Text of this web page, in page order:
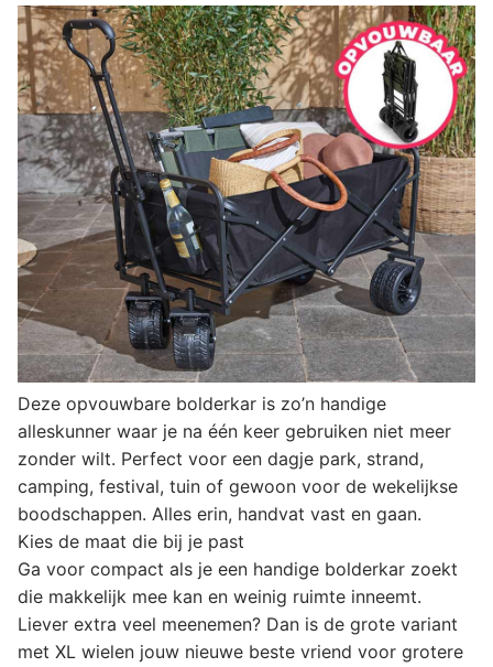
Deze opvouwbare bolderkar is zo’n handige
alleskunner waar je na één keer gebruiken niet meer
zonder wilt. Perfect voor een dagje park, strand,
camping, festival, tuin of gewoon voor de wekelijkse
boodschappen. Alles erin, handvat vast en gaan.
Kies de maat die bij je past
Ga voor compact als je een handige bolderkar zoekt
die makkelijk mee kan en weinig ruimte inneemt.
Liever extra veel meenemen? Dan is de grote variant
met XL wielen jouw nieuwe beste vriend voor grotere